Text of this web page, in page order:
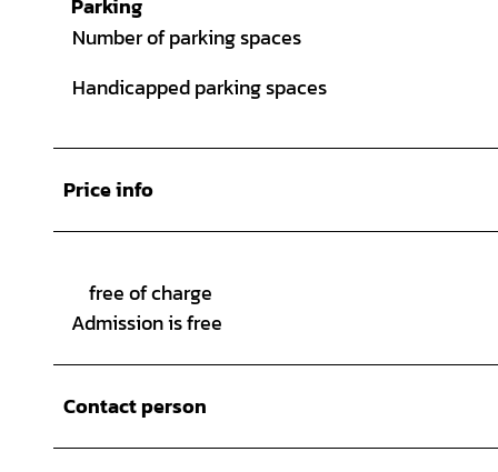
Number of parking spaces
Handicapped parking spaces
Price info
free of charge
Admission is free
Contact person